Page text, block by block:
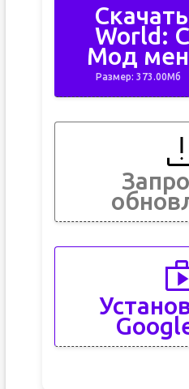
World:
Мод
Размер: 373.00Мб